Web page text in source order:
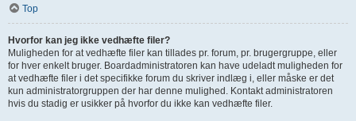
Top
Hvorfor kan jeg ikke vedhæfte filer?
Muligheden for at vedhæfte filer kan tillades pr. forum, pr. brugergruppe, eller
for hver enkelt bruger. Boardadministratoren kan have udeladt muligheden for
at vedhæfte filer i det specifikke forum du skriver indlæg i, eller måske er det
kun administratorgruppen der har denne mulighed. Kontakt administratoren
hvis du stadig er usikker på hvorfor du ikke kan vedhæfte filer.